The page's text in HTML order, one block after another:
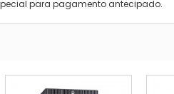
para pagamento antecipado.